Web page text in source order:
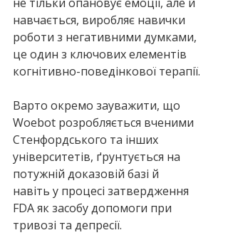
навчається, виробляє навички
роботи з негативними думками,
це один з ключових елементів
когнітивно-поведінкової терапії.
Варто окремо зауважити, що
Woebot розробляється вченими
Стенфордського та інших
університетів, ґрунтується на
потужній доказовій базі й
навіть у процесі затвердження
FDA як засобу допомоги при
тривозі та депресії.